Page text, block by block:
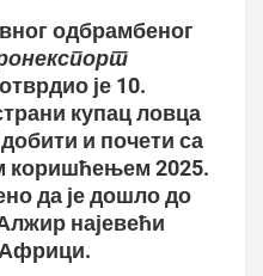
одбрамбеног
је 10.
купац ловца
и почети са
коришћењем 2025.
да је дошло до
најевећи
Африци.